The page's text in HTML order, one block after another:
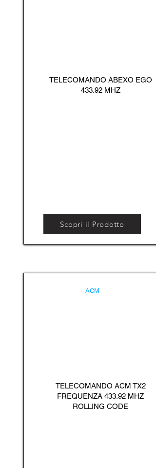
TELECOMANDO ABEXO EGO
433.92 MHZ
Scopri il Prodotto
ACM
TELECOMANDO ACM TX2
FREQUENZA 433.92 MHZ
ROLLING CODE